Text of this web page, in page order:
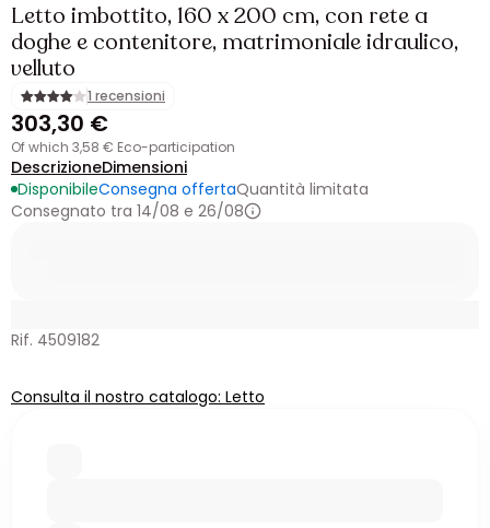
Letto imbottito, 160 x 200 cm, con rete a
doghe e contenitore, matrimoniale idraulico,
velluto
1 recensioni
303,30 €
of which 3,58 € Eco-participation
DescrizioneDimensioni
DisponibileConsegna offertaQuantità limitata
Consegnato tra 14/08 e 26/08
Rif. 4509182
Consulta il nostro catalogo: Letto